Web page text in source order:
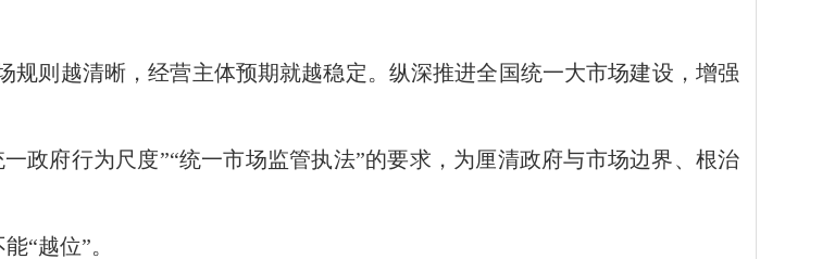
则越清晰，经营主体预期就越稳定。纵深推进全国统一大市场建设，增强
政府行为尺度”“统一市场监管执法”的要求，为厘清政府与市场边界、根治
“越位”。